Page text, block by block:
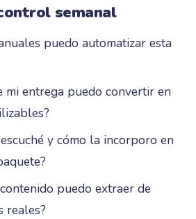
semanal
puedo automatizar esta
mi entrega puedo convertir en
y cómo la incorporo en
puedo extraer de
reales?